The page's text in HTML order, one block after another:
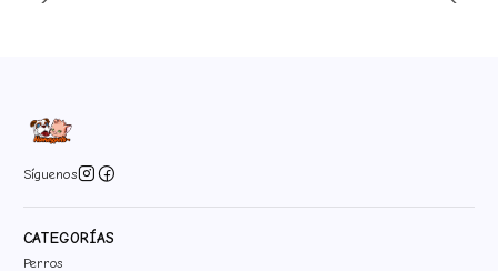
Síguenos
CATEGORÍAS
Perros